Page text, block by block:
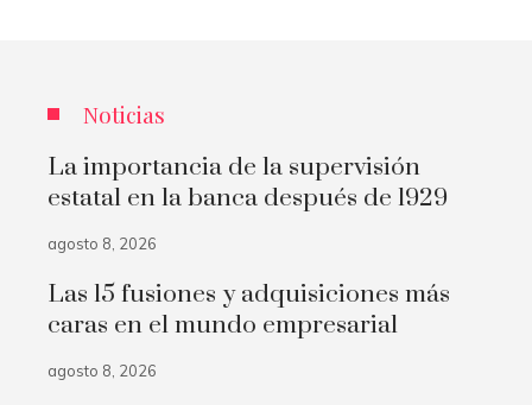
Noticias
La importancia de la supervisión
estatal en la banca después de 1929
agosto 8, 2026
Las 15 fusiones y adquisiciones más
caras en el mundo empresarial
agosto 8, 2026